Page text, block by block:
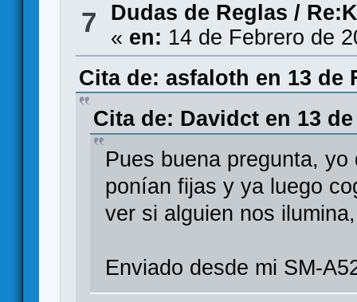
7 Dudas de Reglas /
« en: 14 de Febrero de
Cita de: asfaloth en 13 de
Cita de: Davidct en 13
Pues buena pregunta,
ponían fijas y ya luego
ver si alguien nos
Enviado desde mi SM-